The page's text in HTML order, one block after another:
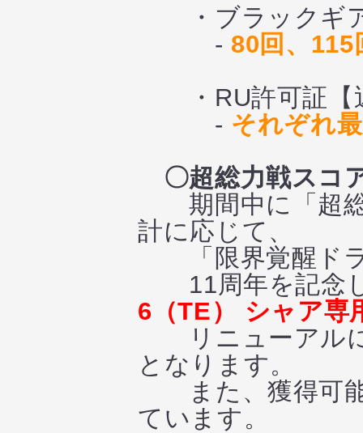
・ブラックギ
- 80回、115
・RU許可証【
- それぞれ
〇超総力戦スコ
期間中に「超総
計に応じて、
「限界覚醒ドラ
11周年を記念
6（TE） シャア専
リニューアルに
となります。
また、獲得可能
ています。